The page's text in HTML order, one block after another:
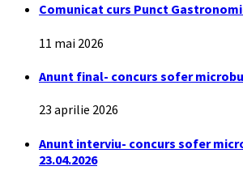
Comunicat curs Punct
11 mai 2026
Anunt final- concurs sofer
23 aprilie 2026
Anunt interviu- concurs sofer
23.04.2026